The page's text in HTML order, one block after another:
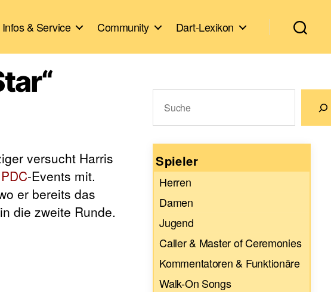
Infos & Service Community Dart-Lexikon
versucht Harris
PDC-Events mit.
er bereits das
die zweite Runde.
Spieler
Herren
Damen
Jugend
Caller & Master of Ceremonies
Kommentatoren & Funktionäre
Walk-On Songs